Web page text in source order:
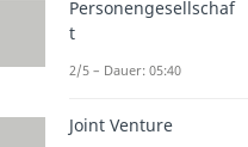
Laden zeigst du dem
versehentlich das
nämlich das rote
(Erklärungsirrtum).
Personengesellschaf
t
2/5 – Dauer: 05:40
Joint Venture